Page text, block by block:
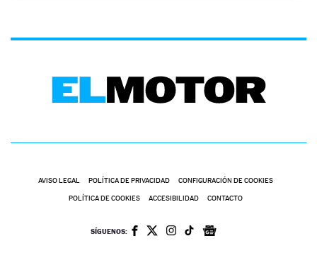
AVISO LEGAL POLÍTICA DE PRIVACIDAD CONFIGURACIÓN DE COOKIES
POLÍTICA DE COOKIES ACCESIBILIDAD CONTACTO
SÍGUENOS: